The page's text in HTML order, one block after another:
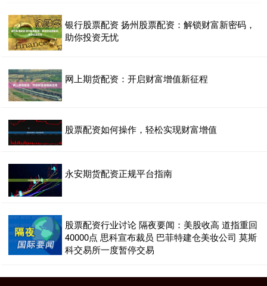
银行股票配资 扬州股票配资：解锁财富新密码，
助你投资无忧
网上期货配资：开启财富增值新征程
股票配资如何操作，轻松实现财富增值
永安期货配资正规平台指南
股票配资行业讨论 隔夜要闻：美股收高 道指重回
40000点 思科宣布裁员 巴菲特建仓美妆公司 莫斯
科交易所一度暂停交易